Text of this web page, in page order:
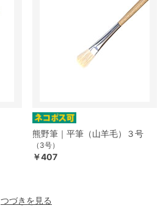
熊野筆｜平筆（山羊毛）３号
（3号）
￥407
つづきを見る